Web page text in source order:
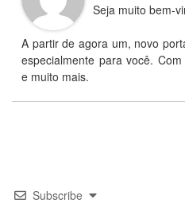
Seja muito bem-
A partir de agora um, novo
especialmente para você.
e muito mais.
Subscribe